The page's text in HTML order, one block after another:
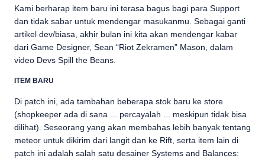
Kami berharap item baru ini terasa bagus bagi para Support
dan tidak sabar untuk mendengar masukanmu. Sebagai ganti
artikel dev/biasa, akhir bulan ini kita akan mendengar kabar
dari Game Designer, Sean “Riot Zekramen” Mason, dalam
video Devs Spill the Beans.
ITEM BARU
Di patch ini, ada tambahan beberapa stok baru ke store
(shopkeeper ada di sana ... percayalah ... meskipun tidak bisa
dilihat). Seseorang yang akan membahas lebih banyak tentang
meteor untuk dikirim dari langit dan ke Rift, serta item lain di
patch ini adalah salah satu desainer Systems and Balances: